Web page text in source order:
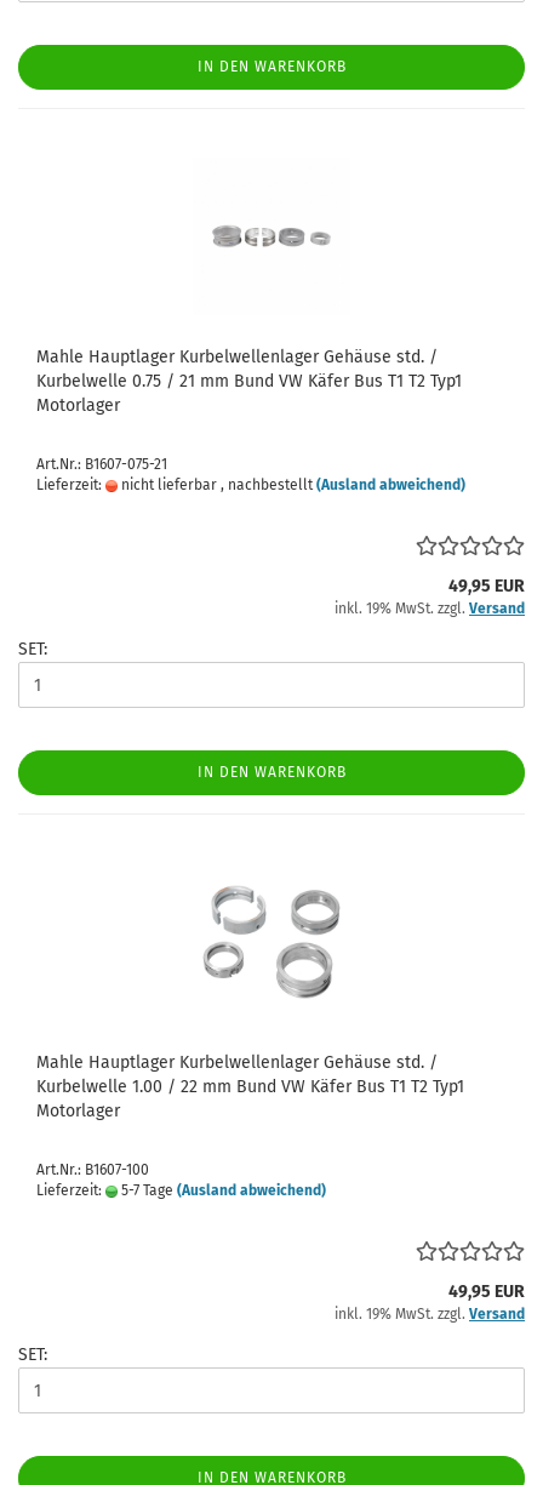
IN DEN WARENKORB
Mahle Hauptlager Kurbelwellenlager Gehäuse std. /
Kurbelwelle 0.75 / 21 mm Bund VW Käfer Bus T1 T2 Typ1
Motorlager
Art.Nr.: B1607-075-21
Lieferzeit:
nicht lieferbar , nachbestellt (Ausland abweichend)
49,95 EUR
inkl. 19% MwSt. zzgl. Versand
SET:
IN DEN WARENKORB
Mahle Hauptlager Kurbelwellenlager Gehäuse std. /
Kurbelwelle 1.00 / 22 mm Bund VW Käfer Bus T1 T2 Typ1
Motorlager
Art.Nr.: B1607-100
Lieferzeit:
5-7 Tage (Ausland abweichend)
49,95 EUR
inkl. 19% MwSt. zzgl. Versand
SET:
IN DEN WARENKORB